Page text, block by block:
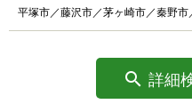
平塚市／藤沢市／茅ヶ崎市／秦野
詳細